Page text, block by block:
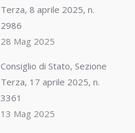
Terza, 8 aprile 2025, n.
2986
28 Mag 2025
Consiglio di Stato, Sezione
Terza, 17 aprile 2025, n.
3361
13 Mag 2025